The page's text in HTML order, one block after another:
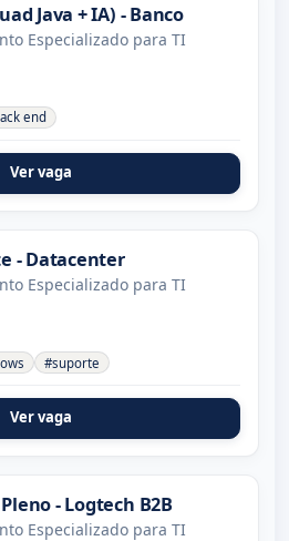
Java + IA) - Banco
Especializado para TI
end
Ver vaga
- Datacenter
Especializado para TI
#suporte
Ver vaga
- Logtech B2B
Especializado para TI